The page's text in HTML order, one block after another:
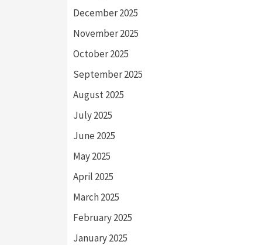
December 2025
November 2025
October 2025
September 2025
August 2025
July 2025
June 2025
May 2025
April 2025
March 2025
February 2025
January 2025